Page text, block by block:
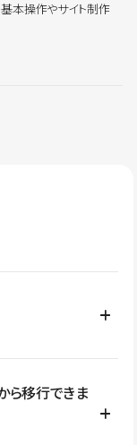
本操作やサイト制作
用サイト、ブロ
サイト、ポートフ
ら移行できま